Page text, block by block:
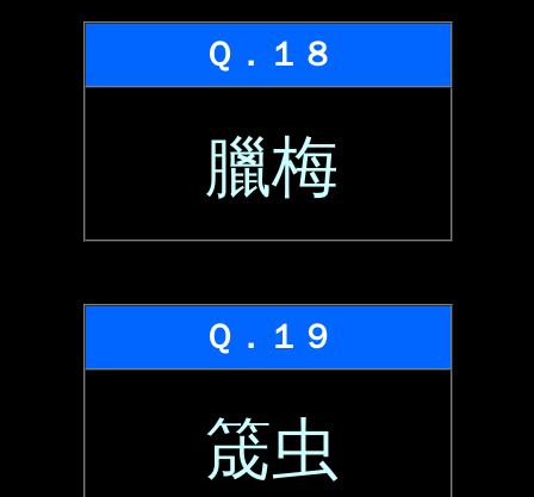
Ｑ．１８
臘梅
Ｑ．１９
筬虫